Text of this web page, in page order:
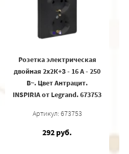
Розетка электрическая
двойная 2x2К+З - 16 А - 250
В~. Цвет Антрацит.
INSPIRIA от Legrand. 673753
Артикул: 673753
292 руб.